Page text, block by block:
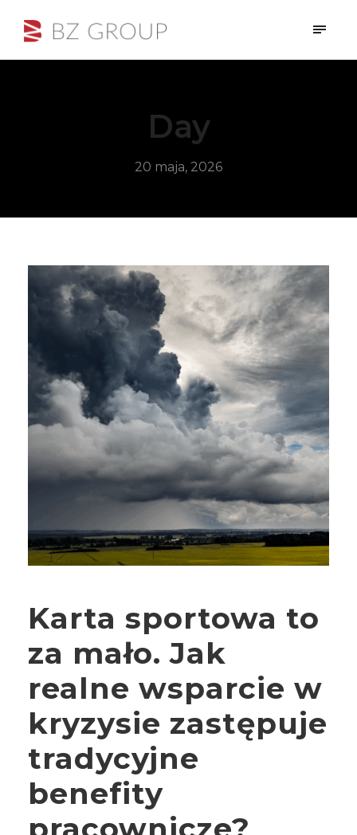
Day
20 maja, 2026
Karta sportowa to
za mało. Jak
realne wsparcie w
kryzysie zastępuje
tradycyjne
benefity